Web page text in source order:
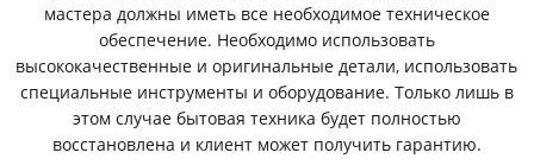
мастера должны иметь все необходимое техническое
обеспечение. Необходимо использовать
высококачественные и оригинальные детали, использовать
специальные инструменты и оборудование. Только лишь в
этом случае бытовая техника будет полностью
восстановлена и клиент может получить гарантию.